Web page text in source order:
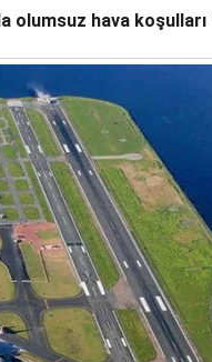
6 AYLIK SONUÇLARI
olumsuz hava